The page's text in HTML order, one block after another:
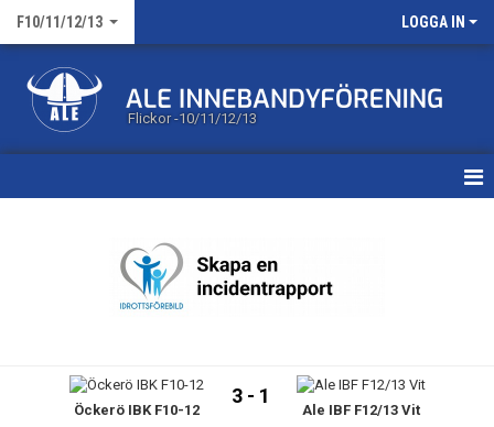
F10/11/12/13 LOGGA IN
Flickor -10/11/12/13
BILDGALLERIÖckerö IBK F10-12
3 - 1
Ale IBF F12/13 Vit